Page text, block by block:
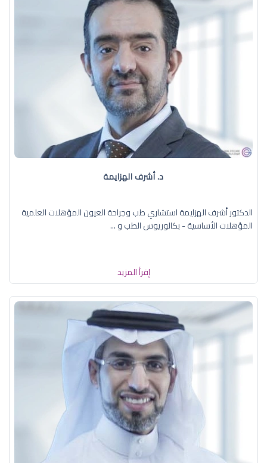
د. أشرف الهزايمة
الدكتور أشرف الهزايمة استشاري طب وجراحة العيون المؤهلات العلمية
المؤهلات الأساسية - بكالوريوس الطب و ...
إقرأ المزيد